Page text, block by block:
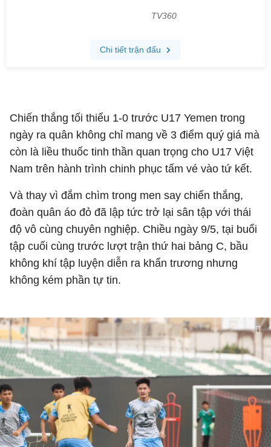
Chiến thắng tối thiểu 1-0 trước U17 Yemen trong
ngày ra quân không chỉ mang về 3 điểm quý giá mà
còn là liều thuốc tinh thần quan trọng cho U17 Việt
Nam trên hành trình chinh phục tấm vé vào tứ kết.
Và thay vì đắm chìm trong men say chiến thắng,
đoàn quân áo đỏ đã lập tức trở lại sân tập với thái
độ vô cùng chuyên nghiệp. Chiều ngày 9/5, tại buổi
tập cuối cùng trước lượt trận thứ hai bảng C, bầu
không khí tập luyện diễn ra khẩn trương nhưng
không kém phần tự tin.